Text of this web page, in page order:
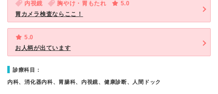
内視鏡 胸やけ・胃もたれ
5.0
胃カメラ検査ならここ！
5.0
お人柄が出ています
診療科目：
内科、消化器内科、胃腸科、内視鏡、健康診断、人間ドック